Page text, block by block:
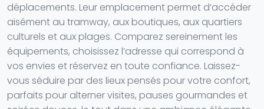
déplacements. Leur emplacement permet d’accéder
aisément au tramway, aux boutiques, aux quartiers
culturels et aux plages. Comparez sereinement les
équipements, choisissez l’adresse qui correspond à
vos envies et réservez en toute confiance. Laissez-
vous séduire par des lieux pensés pour votre confort,
parfaits pour alterner visites, pauses gourmandes et